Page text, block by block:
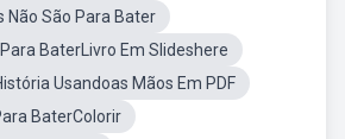
Não São Para Bater
BaterLivro Em Slideshere
Usandoas Mãos Em PDF
BaterColorir